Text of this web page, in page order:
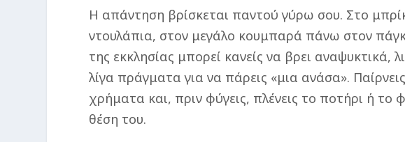
Η απάντηση βρίσκεται παντού γύρω σου. Στο
ντουλάπια, στον μεγάλο κουμπαρά πάνω στον
της εκκλησίας μπορεί κανείς να βρει αναψυκτικά,
λίγα πράγματα για να πάρεις «μια ανάσα».
χρήματα και, πριν φύγεις, πλένεις το ποτήρι ή το
θέση του.